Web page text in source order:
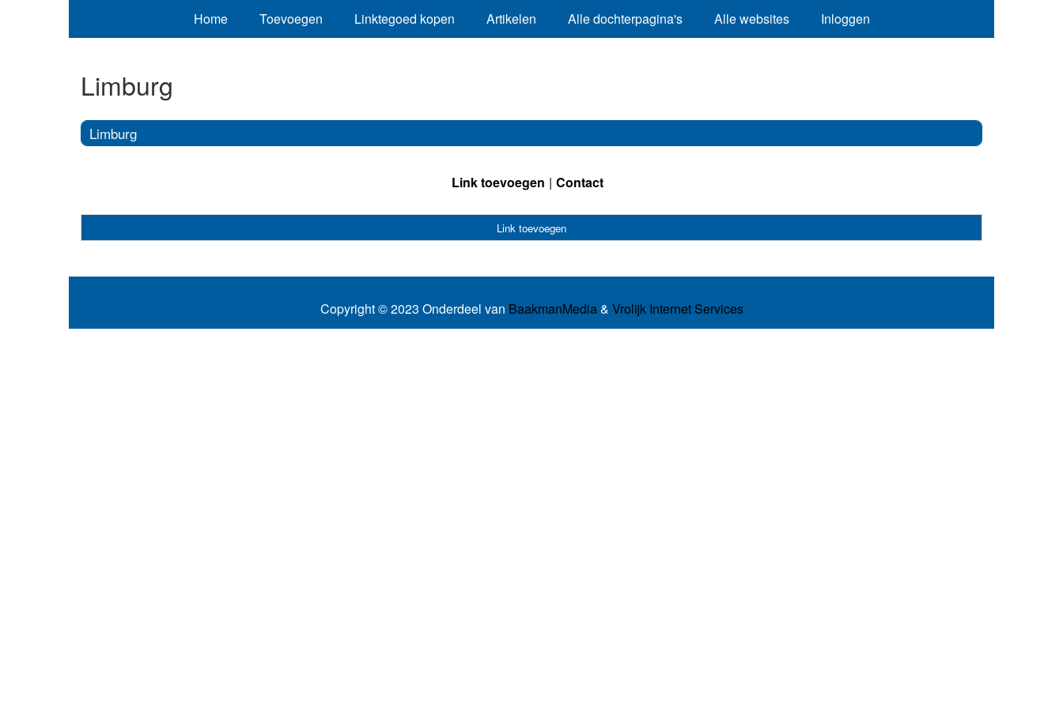
Home Toevoegen Linktegoed kopen Artikelen Alle dochterpagina's Alle websites Inloggen
Limburg
Limburg
Link toevoegen Contact
Link toevoegen
Copyright © 2023 Onderdeel van BaakmanMedia& Vrolijk Internet Services